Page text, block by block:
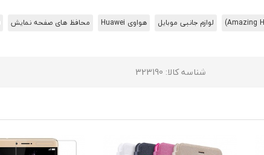
لوازم جانبی موبایل هواوی Huawei محافظ های صفحه نمایش
شناسه کالا: 323190